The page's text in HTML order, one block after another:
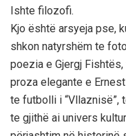
Ishte filozofi.
Kjo është arsyeja pse,
shkon natyrshëm te
poezia e Gjergj
proza elegante e
te futbolli i “Vllaznisë”,
te gjithë ai univers